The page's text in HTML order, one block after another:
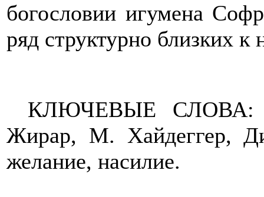
богословии игумена
ряд структурно близких
КЛЮЧЕВЫЕ СЛОВА:
Жирар, М. Хайдеггер,
желание, насилие.